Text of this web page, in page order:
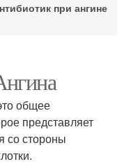
при ангине
общее
представляет
со стороны